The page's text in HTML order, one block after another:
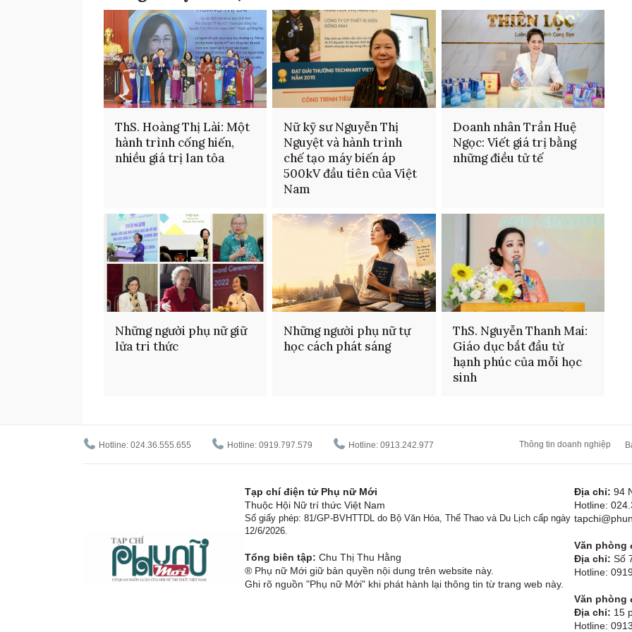
ThS. Hoàng Thị Lài: Một
hành trình cống hiến,
nhiều giá trị lan tỏa
Nữ kỹ sư Nguyễn Thị
Nguyệt và hành trình
chế tạo máy biến áp
500kV đầu tiên của Việt
Nam
Doanh nhân Trần Huệ
Ngọc: Viết giá trị bằng
những điều tử tế
Những người phụ nữ giữ
lửa tri thức
Những người phụ nữ tự
học cách phát sáng
ThS. Nguyễn Thanh Mai:
Giáo dục bắt đầu từ
hạnh phúc của mỗi học
sinh
Hotline: 024.36.555.655 Hotline: 0919.797.579 Hotline: 0913.242.977 Thông tin doanh nghiệp
Tạp chí điện tử Phụ nữ Mới
Thuộc Hội Nữ trí thức Việt Nam
Số giấy phép: 81/GP-BVHTTDL do Bộ Văn Hóa, Thể Thao và Du Lịch cấp ngày
12/6/2026.
Tổng biên tập: Chu Thị Thu Hằng
® Phụ nữ Mới giữ bản quyền nội dung trên website này.
Ghi rõ nguồn "Phụ nữ Mới" khi phát hành lại thông tin từ trang web này.
Địa chỉ: 94
Hotline:
Văn phòng
Địa chỉ: Số
Hotline:
Văn phòng
Địa chỉ: 15
Hotline: